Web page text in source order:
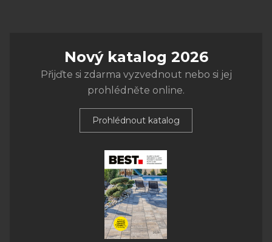
Nový katalog 2026
Přijďte si zdarma vyzvednout nebo si jej
prohlédněte online.
Prohlédnout katalog